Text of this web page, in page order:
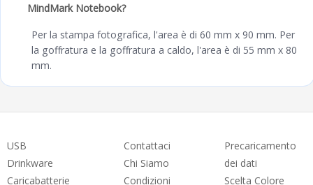
MindMark Notebook?
Per la stampa fotografica, l'area è di 60 mm x 90 mm. Per
la goffratura e la goffratura a caldo, l'area è di 55 mm x 80
mm.
USB
Drinkware
Caricabatterie
Contattaci
Chi Siamo
Condizioni
Precaricamento
dei dati
Scelta Colore